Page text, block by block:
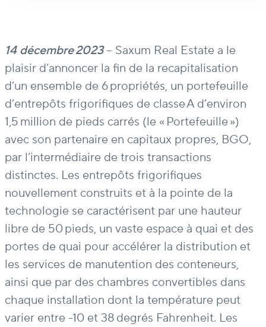
14décembre2023– Saxum Real Estate a le
plaisir d’annoncer la fin de la recapitalisation
d’un ensemble de 6 propriétés, un portefeuille
d’entrepôts frigorifiques de classe A d’environ
1,5 million de pieds carrés (le « Portefeuille »)
avec son partenaire en capitaux propres, BGO,
par l’intermédiaire de trois transactions
distinctes. Les entrepôts frigorifiques
nouvellement construits et à la pointe de la
technologie se caractérisent par une hauteur
libre de 50 pieds, un vaste espace à quai et des
portes de quai pour accélérer la distribution et
les services de manutention des conteneurs,
ainsi que par des chambres convertibles dans
chaque installation dont la température peut
varier entre -10 et 38 degrés Fahrenheit. Les